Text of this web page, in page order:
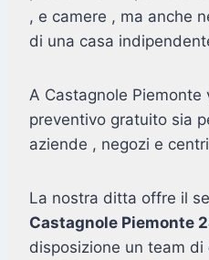
, e camere , ma anche
di una casa
A Castagnole Piemonte
preventivo gratuito sia
aziende , negozi e
La nostra ditta offre il
Castagnole Piemonte
disposizione un team di